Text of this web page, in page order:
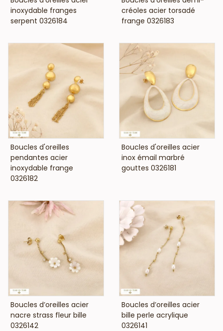
inoxydable franges
serpent 0326184
créoles acier torsadé
frange 0326183
VOIR LE PRIX
Boucles d'oreilles
pendantes acier
inoxydable frange
0326182
VOIR LE PRIX
Boucles d'oreilles acier
inox émail marbré
gouttes 0326181
VOIR LE PRIX
Boucles d’oreilles acier
nacre strass fleur bille
0326142
VOIR LE PRIX
Boucles d’oreilles acier
bille perle acrylique
0326141